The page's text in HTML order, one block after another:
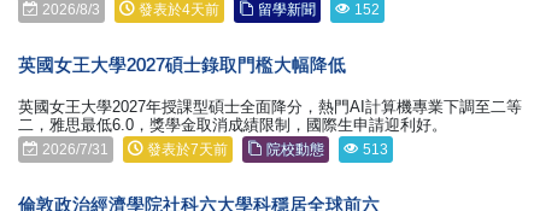
2026/8/3 發表於4天前 留學新聞 152
英國女王大學2027碩士錄取門檻大幅降低
英國女王大學2027年授課型碩士全面降分，熱門AI計算機專業下調至二等
二，雅思最低6.0，獎學金取消成績限制，國際生申請迎利好。
2026/7/31 發表於7天前 院校動態 513
倫敦政治經濟學院社科六大學科穩居全球前六